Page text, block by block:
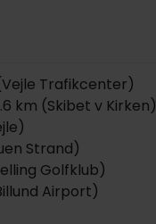
Trafikcenter)
km (Skibet v Kirken)
Strand)
Golfklub)
Airport)